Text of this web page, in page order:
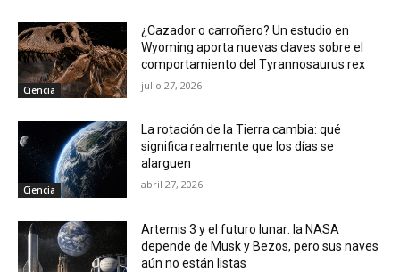
Ciencia
¿Cazador o carroñero? Un estudio en
Wyoming aporta nuevas claves sobre el
comportamiento del Tyrannosaurus rex
julio 27, 2026
Ciencia
La rotación de la Tierra cambia: qué
significa realmente que los días se
alarguen
abril 27, 2026
Artemis 3 y el futuro lunar: la NASA
depende de Musk y Bezos, pero sus naves
aún no están listas